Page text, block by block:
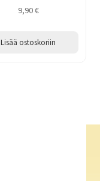
9,90€
Lisää ostoskoriin